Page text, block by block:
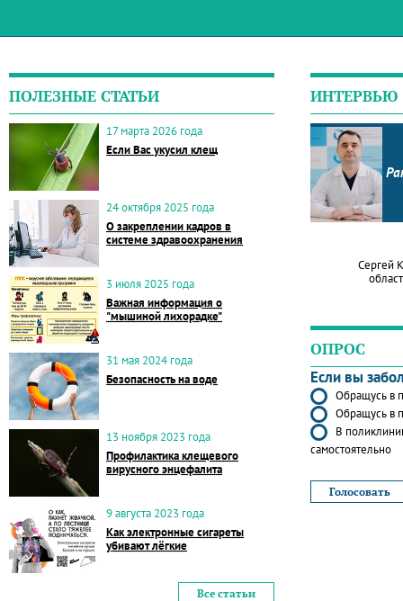
ПОЛЕЗНЫЕ СТАТЬИ
17 марта 2026 года
Если Вас укусил клещ
24 октября 2025 года
О закреплении кадров в
системе здравоохранения
3 июля 2025 года
Важная информация о
"мышиной лихорадке"
31 мая 2024 года
Безопасность на воде
13 ноября 2023 года
Профилактика клещевого
вирусного энцефалита
9 августа 2023 года
Как электронные сигареты
убивают лёгкие
Все статьи
ИНТЕРВЬЮ
Сергей
ОПРОС
Если вы
Обращусь в
Обращусь в
В
самостоятельно